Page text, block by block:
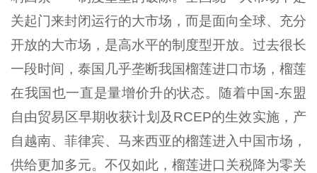
关起门来封闭运行的大市场，而是面向全球、充分
开放的大市场，是高水平的制度型开放。过去很长
一段时间，泰国几乎垄断我国榴莲进口市场，榴莲
在我国也一直是量增价升的状态。随着中国-东盟
自由贸易区早期收获计划及RCEP的生效实施，产
自越南、菲律宾、马来西亚的榴莲进入中国市场，
供给更加多元。不仅如此，榴莲进口关税降为零关